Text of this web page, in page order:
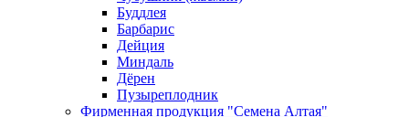
Буддлея
Барбарис
Дейция
Миндаль
Дёрен
Пузыреплодник
Фирменная продукция "Семена Алтая"